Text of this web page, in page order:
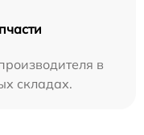
в
складах.